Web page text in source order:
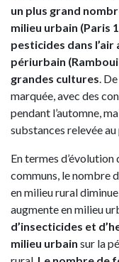
un plus grand
milieu urbain (Paris
pesticides dans
périurbain
grandes cultures.
marquée, avec des
pendant l’automne,
substances relevée
En termes
communs, le nombre
en milieu rural
augmente en milieu
d’insecticides et
milieu urbain sur la